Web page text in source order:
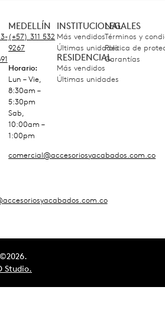
MEDELLÍN
(+57) 311 532
9267
Horario:
Lun – Vie,
8:30am –
5:30pm
Sab,
10:00am –
1:00pm
comercial@accesoriosyacabados.com.co
INSTITUCIONAL
Más vendidos
Últimas unidades
RESIDENCIAL
Más vendidos
Últimas unidades
LEGALES
Términos y
Política de
Garantías
Studio.